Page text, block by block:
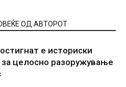
ОД АВТОРОТ
е историски
целосно разоружување